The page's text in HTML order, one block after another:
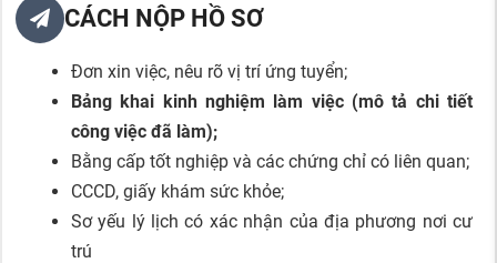
CÁCH NỘP HỒ SƠ
Đơn xin việc, nêu rõ vị trí ứng tuyển;
Bảng khai kinh nghiệm làm việc (mô tả chi tiết
công việc đã làm);
Bằng cấp tốt nghiệp và các chứng chỉ có liên quan;
CCCD, giấy khám sức khỏe;
Sơ yếu lý lịch có xác nhận của địa phương nơi cư
trú